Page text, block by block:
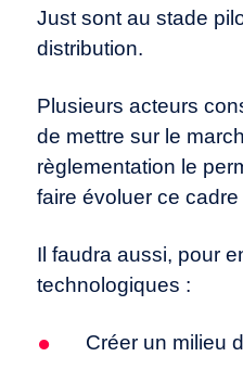
Just sont au stade
distribution.
Plusieurs acteurs
de mettre sur le
règlementation le
faire évoluer ce
Il faudra aussi, pour
technologiques :
Créer un milieu